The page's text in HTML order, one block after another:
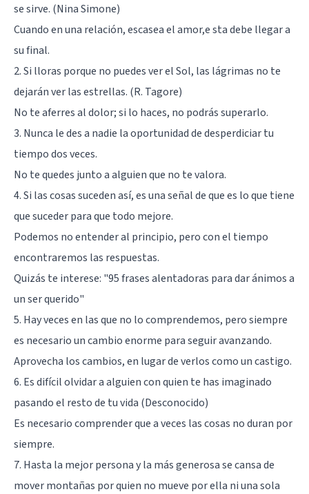
se sirve. (Nina Simone)
Cuando en una relación, escasea el amor,e sta debe llegar a
su final.
2. Si lloras porque no puedes ver el Sol, las lágrimas no te
dejarán ver las estrellas. (R. Tagore)
No te aferres al dolor; si lo haces, no podrás superarlo.
3. Nunca le des a nadie la oportunidad de desperdiciar tu
tiempo dos veces.
No te quedes junto a alguien que no te valora.
4. Si las cosas suceden así, es una señal de que es lo que tiene
que suceder para que todo mejore.
Podemos no entender al principio, pero con el tiempo
encontraremos las respuestas.
Quizás te interese: "95 frases alentadoras para dar ánimos a
un ser querido"
5. Hay veces en las que no lo comprendemos, pero siempre
es necesario un cambio enorme para seguir avanzando.
Aprovecha los cambios, en lugar de verlos como un castigo.
6. Es difícil olvidar a alguien con quien te has imaginado
pasando el resto de tu vida (Desconocido)
Es necesario comprender que a veces las cosas no duran por
siempre.
7. Hasta la mejor persona y la más generosa se cansa de
mover montañas por quien no mueve por ella ni una sola